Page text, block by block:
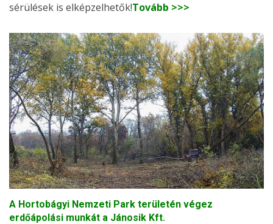
sérülések is elképzelhetők!Tovább >>>
A Hortobágyi Nemzeti Park területén végez
erdőápolási munkát a Jánosik Kft.